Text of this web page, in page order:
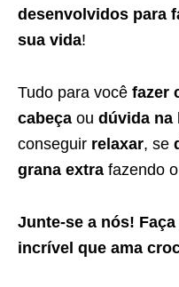
desenvolvidos para
sua vida!
Tudo para você fazer
cabeça ou dúvida na
conseguir relaxar, se
grana extra fazendo
Junte-se a nós!
incrível que ama